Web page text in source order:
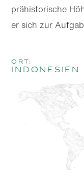
prähistorische
er sich zur
Ort:
Indonesien